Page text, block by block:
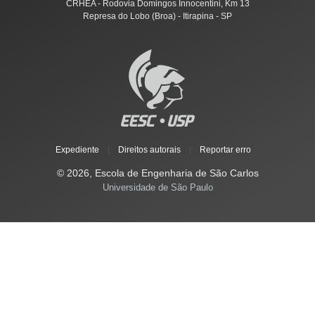
CRHEA - Rodovia Domingos Innocentini, Km 13
Represa do Lobo (Broa) - Itirapina - SP
Expediente Direitos autorais Reportar erro
© 2026, Escola de Engenharia de São Carlos
Universidade de São Paulo